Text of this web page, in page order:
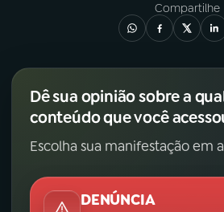
Compartilhe
Dê sua opinião sobre a
conteúdo que você
Escolha sua manifestação em
DENÚNCIA